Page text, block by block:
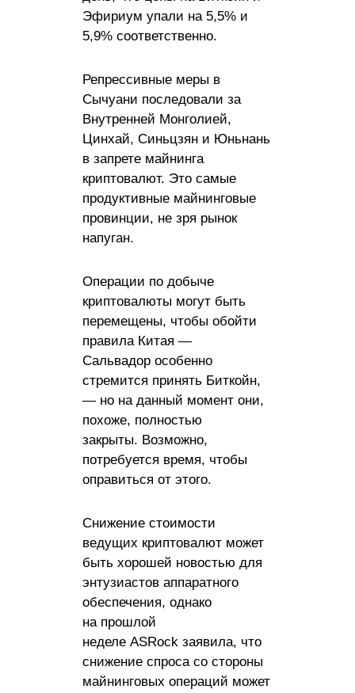
Эфириум упали на 5,5% и
5,9% соответственно.
Репрессивные меры в
Сычуани последовали за
Внутренней Монголией,
Цинхай, Синьцзян и Юньнань
в запрете майнинга
криптовалют. Это самые
продуктивные майнинговые
провинции, не зря рынок
напуган.
Операции по добыче
криптовалюты могут быть
перемещены, чтобы обойти
правила Китая —
Сальвадор особенно
стремится принять Биткойн,
— но на данный момент они,
похоже, полностью
закрыты. Возможно,
потребуется время, чтобы
оправиться от этого.
Снижение стоимости
ведущих криптовалют может
быть хорошей новостью для
энтузиастов аппаратного
обеспечения, однако
на прошлой
неделе ASRock заявила, что
снижение спроса со стороны
майнинговых операций может